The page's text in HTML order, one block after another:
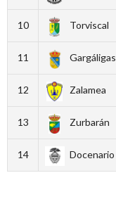
10 Torviscal
11 Gargáligas
12 Zalamea
13 Zurbarán
14 Docenario